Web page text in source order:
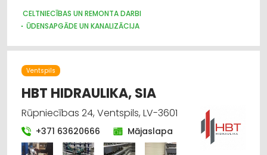
CELTNIECĪBAS UN REMONTA DARBI
ŪDENSAPGĀDE UN KANALIZĀCIJA
Ventspils
HBT HIDRAULIKA, SIA
Rūpniecības 24, Ventspils, LV-3601
+371 63620666 Mājaslapa